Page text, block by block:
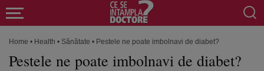
Home • Health • Sănătate • Pestele ne poate imbolnavi de diabet?
Pestele ne poate imbolnavi de diabet?